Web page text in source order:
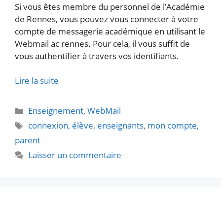
Si vous êtes membre du personnel de l’Académie
de Rennes, vous pouvez vous connecter à votre
compte de messagerie académique en utilisant le
Webmail ac rennes. Pour cela, il vous suffit de
vous authentifier à travers vos identifiants.
Lire la suite
Catégories
Enseignement,WebMail
Étiquettes
connexion, élève, enseignants, mon compte,
parent
Laisser un commentaire